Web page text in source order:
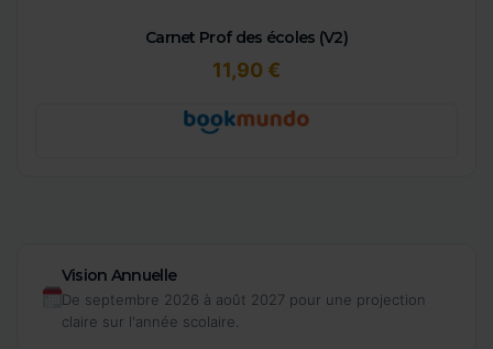
Carnet Prof des écoles (V2)
11,90 €
Vision Annuelle
De septembre 2026 à août 2027 pour une projection
claire sur l'année scolaire.